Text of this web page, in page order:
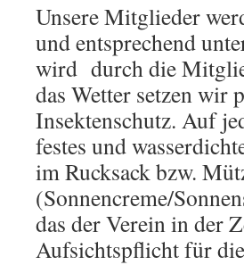
Unsere Mitglieder
und entsprechend
wird durch die
das Wetter setzen wir
Insektenschutz. Auf
festes und
im Rucksack bzw.
(Sonnencreme/
das der Verein in der
Aufsichtspflicht für